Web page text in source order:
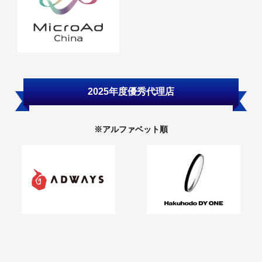
2025年度優秀代理店
※アルファベット順